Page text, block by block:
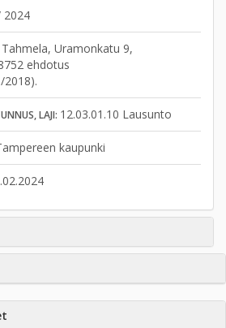
2024
Uramonkatu 9,
ehdotus
2018).
LAJI: 12.03.01.10 Lausunto
kaupunki